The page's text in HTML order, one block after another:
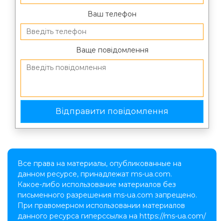
Ваш телефон
Ваще повідомлення
Все права на материалы, опубликованные на
данном ресурсе, принадлежат ms-ua.com.
Какое-либо использование материалов без
письменного разрешения ms-ua.com запрещено.
При правомерном использовании материалов
данного ресурса гиперссылка на https://ms-ua.com/